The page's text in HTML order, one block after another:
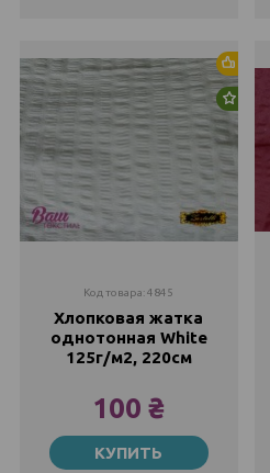
Код товара: 4845
Хлопковая жатка
однотонная White
125г/м2, 220см
100 ₴
Метр
100 ₴ КУПИТЬ